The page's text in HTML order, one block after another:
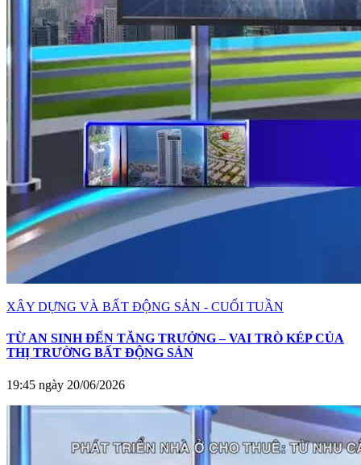
XÂY DỰNG VÀ BẤT ĐỘNG SẢN - CUỐI TUẦN
TỪ AN SINH ĐẾN TĂNG TRƯỞNG – VAI TRÒ KÉP CỦA
THỊ TRƯỜNG BẤT ĐỘNG SẢN
19:45 ngày 20/06/2026